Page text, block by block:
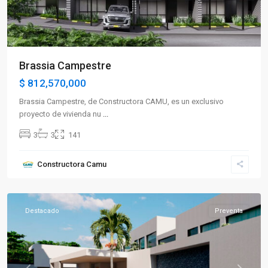
Brassia Campestre
$ 812,570,000
Brassia Campestre, de Constructora CAMU, es un exclusivo
proyecto de vivienda nu
3 3 141
Constructora Camu
Destacado Preventa